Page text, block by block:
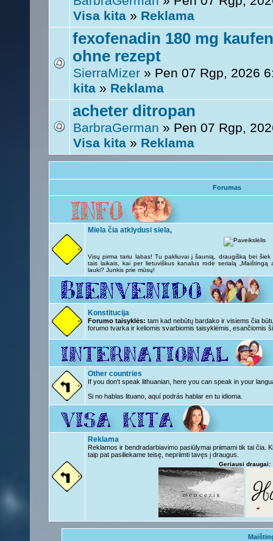
Visa kita » Reklama
fexofenadin 180 mg
ohne rezept
SierraMizer » Pen 07 Rgp, 2026
kita » Reklama
acheter ditropan
BarbraGerman » Pen 07 Rgp,
Visa kita » Reklama
Forumas
Miela čia atklydusi siela,
Visų pirma tariu labas! Tu pakliuvai į šaunią, draugišką bei
tais laikais, kai per lietuviškus kanalus rodė serialą „Maištingą
lauki? Junkis prie mūsų!
Konstitucija
Forumo taisyklės: tam kad nebūtų bardako ir visiems čia
forumo tvarka ir keliomis svarbiomis taisyklėmis, esančiomis
Other countries
If you don't speak lithuanian, here you can speak in your
Si no hablas lituano, aquí podrás hablar en tu idioma.
Reklama
Reklamos ir bendradarbiavimo pasiūlymai priimami tik tai čia.
taip pat pasiliekame teisę, nepriimti tavęs į draugus.
Geriausi draugai: